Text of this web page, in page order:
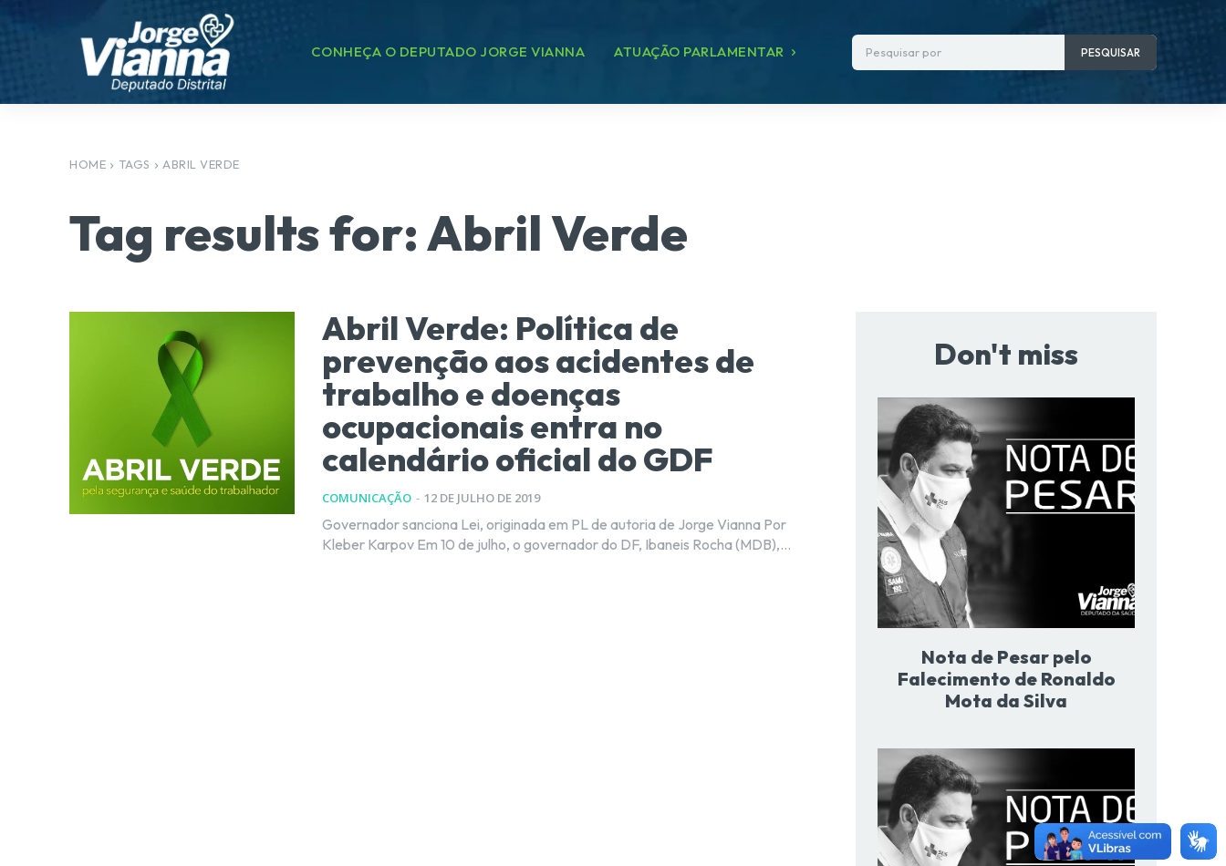
CONHEÇA O DEPUTADO JORGE VIANNA ATUAÇÃO PARLAMENTAR Pesquisar por PESQUISAR
HOME TAGS ABRIL VERDE
Tag results for:Abril Verde
Abril Verde: Política de
prevenção aos acidentes de
trabalho e doenças
ocupacionais entra no
calendário oficial do GDF
COMUNICAÇÃO - 12 DE JULHO DE 2019
Governador sanciona Lei, originada em PL de autoria de Jorge Vianna Por
Kleber Karpov Em 10 de julho, o governador do DF, Ibaneis Rocha (MDB),...
Don't miss
Nota de Pesar pelo
Falecimento de Ronaldo
Mota da Silva